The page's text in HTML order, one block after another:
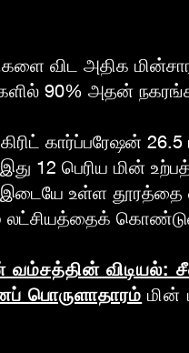
விட அதிக
90% அதன்
கார்ப்பரேஷன்
இது 12 பெரிய மின்
உள்ள தூரத்தை
லட்சியத்தைக்
வம்சத்தின்
பொருளாதாரம் மின்